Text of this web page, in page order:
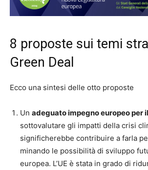
8 proposte sui temi
Green Deal
Ecco una sintesi delle otto proposte
Un adeguato impegno europeo per
sottovalutare gli impatti della crisi
significherebbe contribuire a farla
minando le possibilità di sviluppo
europea. L’UE è stata in grado di